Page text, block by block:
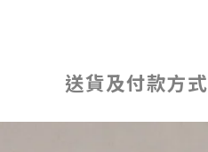
送貨及付款方式